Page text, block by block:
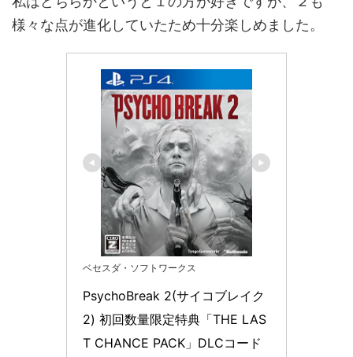
様々な点が進化していたため十分楽しめました。
ベセスダ・ソフトワークス
PsychoBreak 2(サイコブレイク
2) 初回数量限定特典「THE LAS
T CHANCE PACK」DLCコード